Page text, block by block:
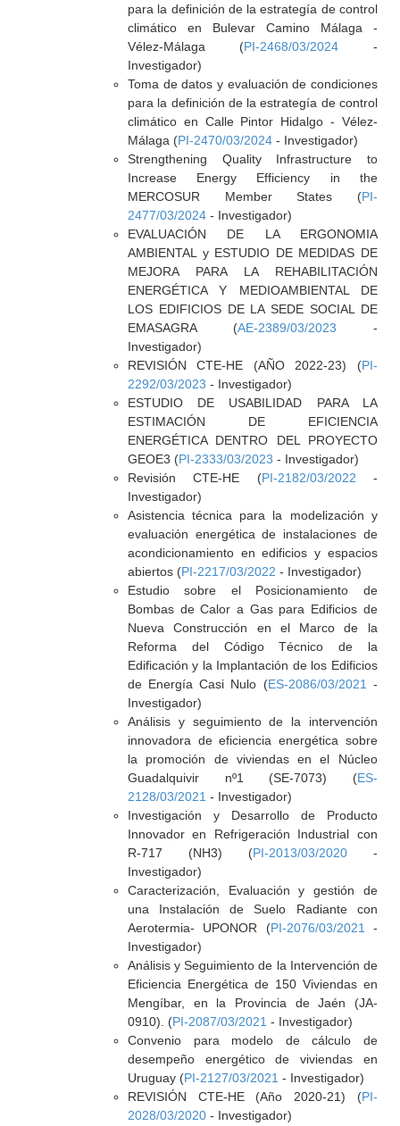
para la definición de la estrategía de control
climático en Bulevar Camino Málaga -
Vélez-Málaga (PI-2468/03/2024 -
Investigador)
Toma de datos y evaluación de condiciones
para la definición de la estrategía de control
climático en Calle Pintor Hidalgo - Vélez-
Málaga (PI-2470/03/2024- Investigador)
Strengthening Quality Infrastructure to
Increase Energy Efficiency in the
MERCOSUR Member States (PI-
2477/03/2024- Investigador)
EVALUACIÓN DE LA ERGONOMIA
AMBIENTAL y ESTUDIO DE MEDIDAS DE
MEJORA PARA LA REHABILITACIÓN
ENERGÉTICA Y MEDIOAMBIENTAL DE
LOS EDIFICIOS DE LA SEDE SOCIAL DE
EMASAGRA (AE-2389/03/2023 -
Investigador)
REVISIÓN CTE-HE (AÑO 2022-23) (PI-
2292/03/2023 - Investigador)
ESTUDIO DE USABILIDAD PARA LA
ESTIMACIÓN DE EFICIENCIA
ENERGÉTICA DENTRO DEL PROYECTO
GEOE3 (PI-2333/03/2023 - Investigador)
Revisión CTE-HE (PI-2182/03/2022 -
Investigador)
Asistencia técnica para la modelización y
evaluación energética de instalaciones de
acondicionamiento en edificios y espacios
abiertos (PI-2217/03/2022 - Investigador)
Estudio sobre el Posicionamiento de
Bombas de Calor a Gas para Edificios de
Nueva Construcción en el Marco de la
Reforma del Código Técnico de la
Edificación y la Implantación de los Edificios
de Energía Casi Nulo (ES-2086/03/2021
-
Investigador)
Análisis y seguimiento de la intervención
innovadora de eficiencia energética sobre
la promoción de viviendas en el Núcleo
Guadalquivir nº1 (SE-7073) (ES-
2128/03/2021 - Investigador)
Investigación y Desarrollo de Producto
Innovador en Refrigeración Industrial con
R-717 (NH3) (PI-2013/03/2020-
Investigador)
Caracterización, Evaluación y gestión de
una Instalación de Suelo Radiante con
Aerotermia- UPONOR (PI-2076/03/2021
-
Investigador)
Análisis y Seguimiento de la Intervención de
Eficiencia Energética de 150 Viviendas en
Mengíbar, en la Provincia de Jaén (JA-
0910). (PI-2087/03/2021 - Investigador)
Convenio para modelo de cálculo de
desempeño energético de viviendas en
Uruguay (PI-2127/03/2021 - Investigador)
REVISIÓN CTE-HE (Año 2020-21) (PI-
2028/03/2020- Investigador)